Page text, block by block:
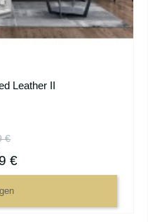
Leather II
€
€